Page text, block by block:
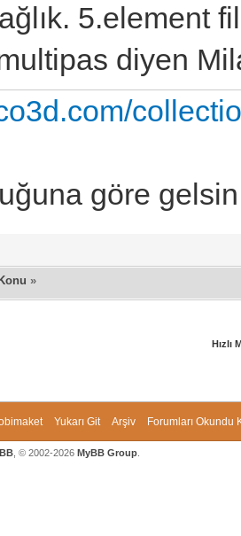
5.element
diyen
göre
»
Hızlı
Yukarı Git Arşiv Forumları Okundu
, © 2002-2026 MyBB Group